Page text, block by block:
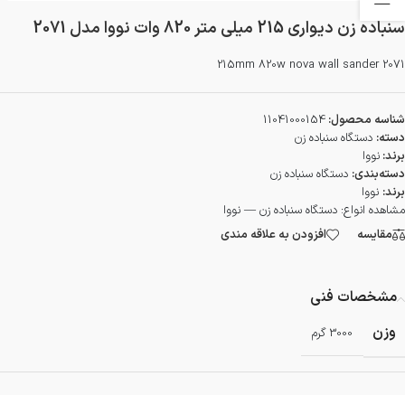
سنباده زن دیواری 215 میلی متر 820 وات نووا مدل 2071
215mm 820w nova wall sander 2071
شناسه محصول: 11041000154
دسته: دستگاه سنباده زن
برند: نووا
دسته‌بندی: دستگاه سنباده زن
برند: نووا
مشاهده انواع: دستگاه سنباده زن — نووا
مقایسه
افزودن به علاقه مندی
مشخصات فنی
وزن
3000 گرم